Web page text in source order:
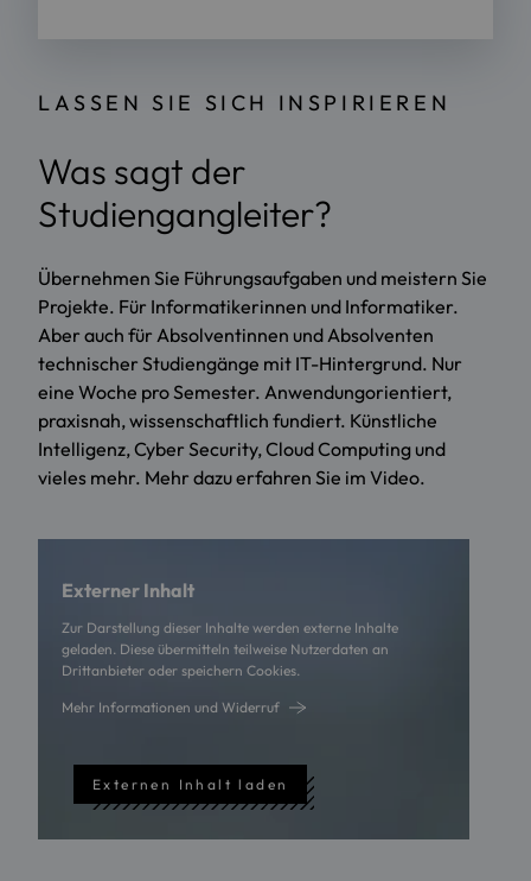
LASSEN SIE SICH INSPIRIEREN
Was sagt der
Studiengangleiter?
Übernehmen Sie Führungsaufgaben und meistern Sie
Projekte. Für Informatikerinnen und Informatiker.
Aber auch für Absolventinnen und Absolventen
technischer Studiengänge mit IT-Hintergrund. Nur
eine Woche pro Semester. Anwendungorientiert,
praxisnah, wissenschaftlich fundiert. Künstliche
Intelligenz, Cyber Security, Cloud Computing und
vieles mehr. Mehr dazu erfahren Sie im Video.
Externer Inhalt
Zur Darstellung dieser Inhalte werden externe Inhalte
geladen. Diese übermitteln teilweise Nutzerdaten an
Drittanbieter oder speichern Cookies.
Mehr Informationen und Widerruf
Externen Inhalt laden